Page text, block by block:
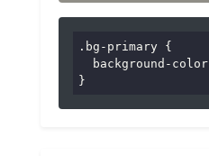
.bg-primary {
background-color
}